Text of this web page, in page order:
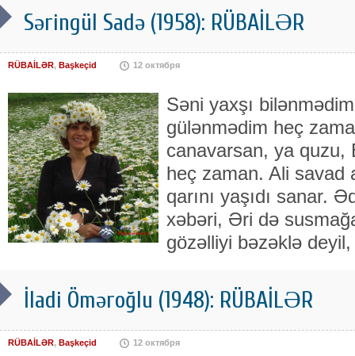
Səringül Sadə (1958): RÜBAİLƏR
RÜBAİLƏR, Başkeçid 12 октября
Səni yaxşı
gülənmədim heç
canavarsan, ya quzu,
heç zaman. Ali savad
qarını yaşıdı sanar.
xəbəri, Əri də
gözəlliyi bəzəklə deyil,
İladi Öməroğlu (1948): RÜBAİLƏR
RÜBAİLƏR, Başkeçid 12 октября